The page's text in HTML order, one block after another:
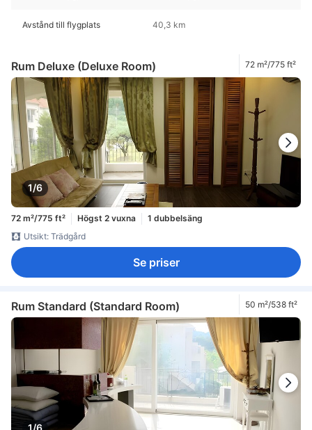
Avstånd till flygplats 40,3 km
Rum Deluxe (Deluxe Room) 72 m²/775 ft²
1/6
72 m²/775 ft² Högst 2 vuxna
1 dubbelsäng
Utsikt: Trädgård
Se priser
Rum Standard (Standard Room) 50 m²/538 ft²